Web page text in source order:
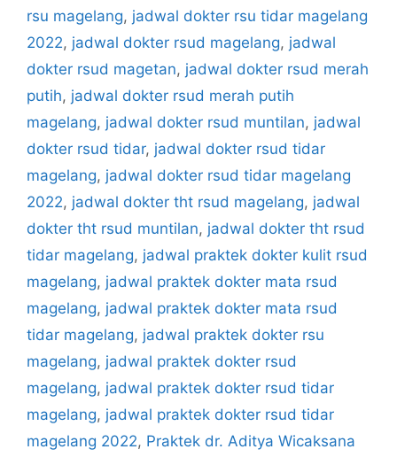
rsu magelang, jadwal dokter rsu tidar magelang
2022, jadwal dokter rsud magelang, jadwal
dokter rsud magetan, jadwal dokter rsud merah
putih, jadwal dokter rsud merah putih
magelang, jadwal dokter rsud muntilan, jadwal
dokter rsud tidar, jadwal dokter rsud tidar
magelang, jadwal dokter rsud tidar magelang
2022, jadwal dokter tht rsud magelang, jadwal
dokter tht rsud muntilan, jadwal dokter tht rsud
tidar magelang, jadwal praktek dokter kulit rsud
magelang, jadwal praktek dokter mata rsud
magelang, jadwal praktek dokter mata rsud
tidar magelang, jadwal praktek dokter rsu
magelang, jadwal praktek dokter rsud
magelang, jadwal praktek dokter rsud tidar
magelang, jadwal praktek dokter rsud tidar
magelang 2022, Praktek dr. Aditya Wicaksana